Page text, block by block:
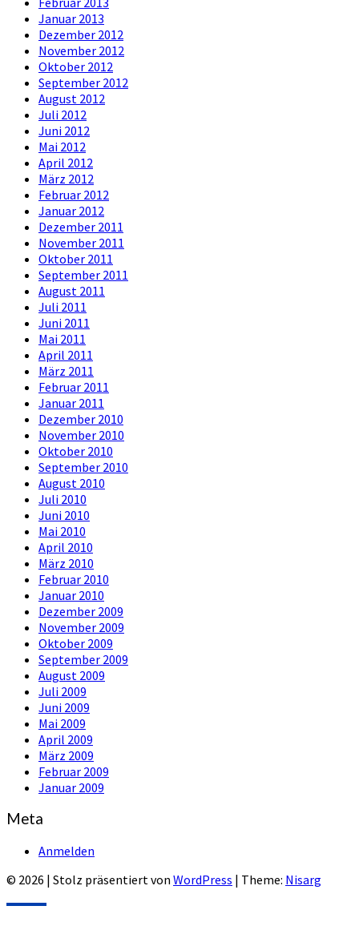
Januar 2013
Dezember 2012
November 2012
Oktober 2012
September 2012
August 2012
Juli 2012
Juni 2012
Mai 2012
April 2012
März 2012
Februar 2012
Januar 2012
Dezember 2011
November 2011
Oktober 2011
September 2011
August 2011
Juli 2011
Juni 2011
Mai 2011
April 2011
März 2011
Februar 2011
Januar 2011
Dezember 2010
November 2010
Oktober 2010
September 2010
August 2010
Juli 2010
Juni 2010
Mai 2010
April 2010
März 2010
Februar 2010
Januar 2010
Dezember 2009
November 2009
Oktober 2009
September 2009
August 2009
Juli 2009
Juni 2009
Mai 2009
April 2009
März 2009
Februar 2009
Januar 2009
Meta
Anmelden
© 2026 | Stolz präsentiert von WordPress | Theme: Nisarg